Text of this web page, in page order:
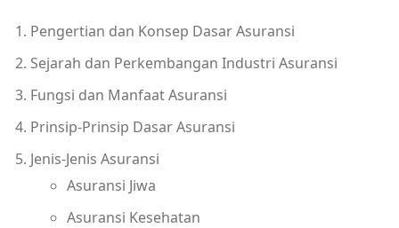
Pengertian dan Konsep Dasar Asuransi
Sejarah dan Perkembangan Industri Asuransi
Fungsi dan Manfaat Asuransi
Prinsip-Prinsip Dasar Asuransi
Jenis-Jenis Asuransi
Asuransi Jiwa
Asuransi Kesehatan